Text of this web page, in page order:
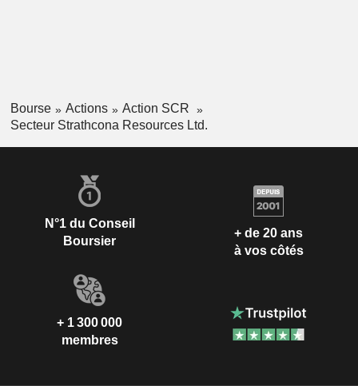
Bourse Actions
Action SCR
Secteur Strathcona Resources Ltd.
N°1 du Conseil
Boursier
+ de 20 ans
à vos côtés
+ 1 300 000
membres